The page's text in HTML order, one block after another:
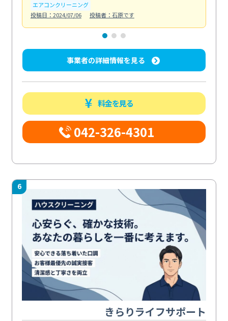
エアコンクリーニング
投稿日：2024/07/06
投稿者：石原です
事業者の詳細情報を見る
料金を見る
042-326-4301
6
きらりライフサポート